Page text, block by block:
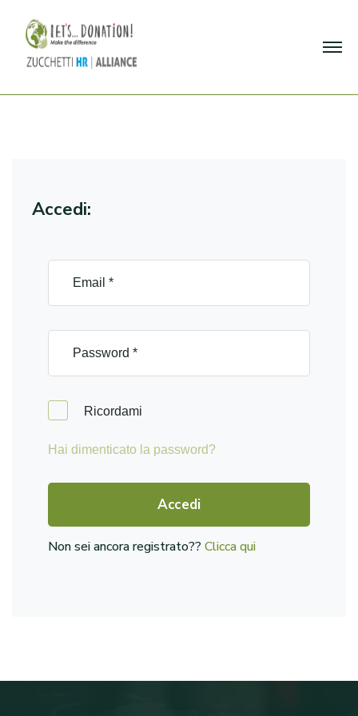
Accedi:
Ricordami
Hai dimenticato la password?
Accedi
Non sei ancora registrato??Clicca qui